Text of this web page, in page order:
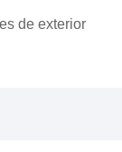
de exterior